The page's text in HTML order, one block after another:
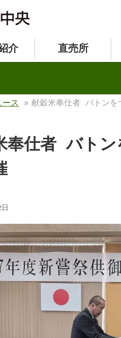
介 直売所
ース » 献穀米奉仕者 バトン
奉仕者 バト